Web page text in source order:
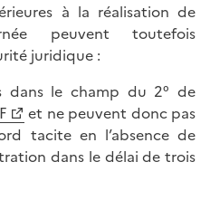
à la réalisation de
peuvent toutefois
juridique :
dans le champ du 2° de
et ne peuvent donc pas
tacite en l’absence de
dans le délai de trois